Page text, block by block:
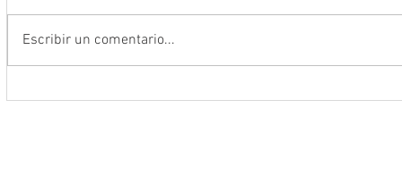
Escribir un comentario...